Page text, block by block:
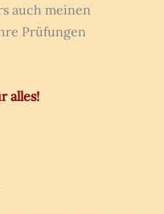
auch meinen
Prüfungen
alles!